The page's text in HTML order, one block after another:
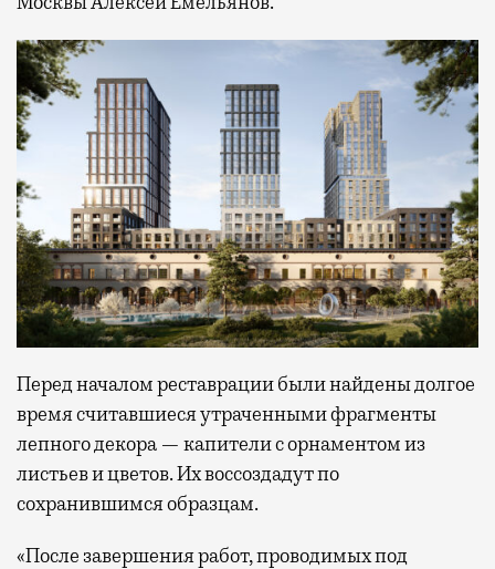
Перед началом реставрации были найдены долгое
время считавшиеся утраченными фрагменты
лепного декора — капители с орнаментом из
листьев и цветов. Их воссоздадут по
сохранившимся образцам.
«После завершения работ, проводимых под